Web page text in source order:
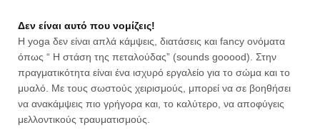
Δεν είναι αυτό που νομίζεις!
Η yoga δεν είναι απλά κάμψεις, διατάσεις και fancy ονόματα
όπως “ Η στάση της πεταλούδας” (sounds gooood). Στην
πραγματικότητα είναι ένα ισχυρό εργαλείο για το σώμα και το
μυαλό. Με τους σωστούς χειρισμούς, μπορεί να σε βοηθήσει
να ανακάμψεις πιο γρήγορα και, το καλύτερο, να αποφύγεις
μελλοντικούς τραυματισμούς.